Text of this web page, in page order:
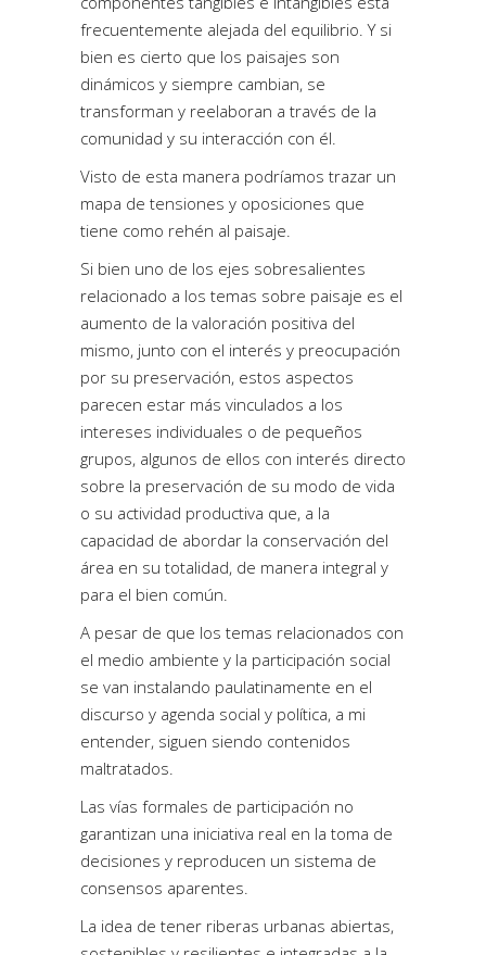
frecuentemente alejada del equilibrio. Y si
bien es cierto que los paisajes son
dinámicos y siempre cambian, se
transforman y reelaboran a través de la
comunidad y su interacción con él.
Visto de esta manera podríamos trazar un
mapa de tensiones y oposiciones que
tiene como rehén al paisaje.
Si bien uno de los ejes sobresalientes
relacionado a los temas sobre paisaje es el
aumento de la valoración positiva del
mismo, junto con el interés y preocupación
por su preservación, estos aspectos
parecen estar más vinculados a los
intereses individuales o de pequeños
grupos, algunos de ellos con interés directo
sobre la preservación de su modo de vida
o su actividad productiva que, a la
capacidad de abordar la conservación del
área en su totalidad, de manera integral y
para el bien común.
A pesar de que los temas relacionados con
el medio ambiente y la participación social
se van instalando paulatinamente en el
discurso y agenda social y política, a mi
entender, siguen siendo contenidos
maltratados.
Las vías formales de participación no
garantizan una iniciativa real en la toma de
decisiones y reproducen un sistema de
consensos aparentes.
La idea de tener riberas urbanas abiertas,